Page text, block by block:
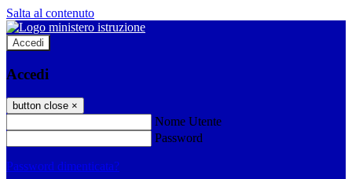
Salta al contenuto
Accedi
Accedi
button close ×
Nome Utente
Password
Password dimenticata?